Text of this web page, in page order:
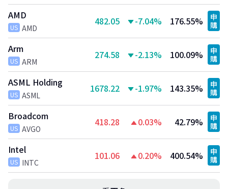
AMD
US AMD
482.05 -7.04% 176.55%
申
購
Arm
US ARM
274.58 -2.13% 100.09%
申
購
ASML Holding
US ASML
1678.22 -1.97% 143.35%
申
購
Broadcom
US AVGO
418.28 0.03% 42.79%
申
購
Intel
US INTC
101.06 0.20% 400.54%
申
購